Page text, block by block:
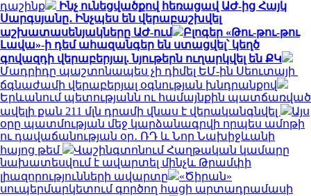
դաշինք
Ինչ ունեցվածքով հեռացավ ԱԺ-ից Հայկ
Սարգսյանը․ Ինչպես են վերաբաշխվել
աշխատասենյակները ԱԺ-ում
Բլոգեր «Թու-թու-թու
Լավա»-ի դեմ ահազանգեր են ստացվել՝ կեղծ
գովազդի վերաբերյալ. նյութերն ուղարկվել են ՔԿ
Մադրիդը պաշտոնապես չի դիմել ԵՄ-ին Սեուտայի ​​
ճգնաժամի վերաբերյալ օգնության խնդրանքով
Երևանում պետությանն ու համայնքին պատճառված
ավելի քան 211 մլն դրամի վնաս է վերականգնվել
Այս
օրը պատմության մեջ կարձանագրվի որպես ամոթի
ու դավաճանության օր․ ՌԴ և Նոր Նախիջևանի
հայոց թեմ
Վաշինգտոնում Հաղթական կամարը
նախատեսվում է ավարտել մինչև Թրամփի
լիազորությունների ավարտը
«Ծիրան»
սուպերմարկետում գործող հացի արտադրամասի